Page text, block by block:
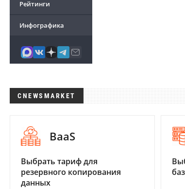
Рейтинги
Инфографика
CNEWSMARKET
BaaS
Выбрать тариф для
резервного копирования
данных